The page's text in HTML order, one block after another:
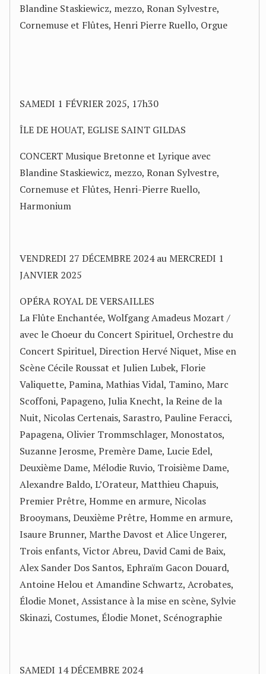
Blandine Staskiewicz, mezzo, Ronan Sylvestre,
Cornemuse et Flûtes, Henri Pierre Ruello, Orgue
SAMEDI 1 FÉVRIER 2025, 17h30
ÎLE DE HOUAT, EGLISE SAINT GILDAS
CONCERT Musique Bretonne et Lyrique avec
Blandine Staskiewicz, mezzo, Ronan Sylvestre,
Cornemuse et Flûtes, Henri-Pierre Ruello,
Harmonium
VENDREDI 27 DÉCEMBRE 2024 au MERCREDI 1
JANVIER 2025
OPÉRA ROYAL DE VERSAILLES
La Flûte Enchantée, Wolfgang Amadeus Mozart /
avec le Choeur du Concert Spirituel, Orchestre du
Concert Spirituel, Direction Hervé Niquet, Mise en
Scène Cécile Roussat et Julien Lubek, Florie
Valiquette, Pamina, Mathias Vidal, Tamino, Marc
Scoffoni, Papageno, Julia Knecht, la Reine de la
Nuit, Nicolas Certenais, Sarastro, Pauline Feracci,
Papagena, Olivier Trommschlager, Monostatos,
Suzanne Jerosme, Premère Dame, Lucie Edel,
Deuxième Dame, Mélodie Ruvio, Troisième Dame,
Alexandre Baldo, L’Orateur, Matthieu Chapuis,
Premier Prêtre, Homme en armure, Nicolas
Brooymans, Deuxième Prêtre, Homme en armure,
Isaure Brunner, Marthe Davost et Alice Ungerer,
Trois enfants, Victor Abreu, David Cami de Baix,
Alex Sander Dos Santos, Ephraïm Gacon Douard,
Antoine Helou et Amandine Schwartz, Acrobates,
Élodie Monet, Assistance à la mise en scène, Sylvie
Skinazi, Costumes, Élodie Monet, Scénographie
SAMEDI 14 DÉCEMBRE 2024